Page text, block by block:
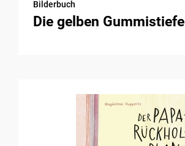
Bilderbuch
Die gelben Gummistiefel